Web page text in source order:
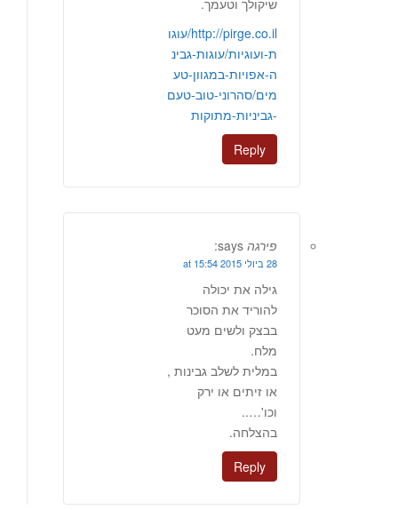
שיקולך וטעמך.
http://pirge.co.il/עוגו
ת-ועוגיות/עוגות-גבינ
ה-אפויות-במגוון-טע
מים/סהרוני-טוב-טעם
-גביניות-מתוקות
Reply
פירגה says:
28 ביולי 2015 at 15:54
גילה את יכולה
להוריד את הסוכר
בבצק ולשים מעט
מלח.
במלית לשלב גבינות ,
או זיתים או ירק
וכו'…..
בהצלחה.
Reply